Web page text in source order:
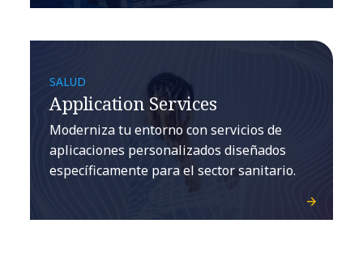
SALUD
Application Services
Moderniza tu entorno con servicios de
aplicaciones personalizados diseñados
específicamente para el sector sanitario.